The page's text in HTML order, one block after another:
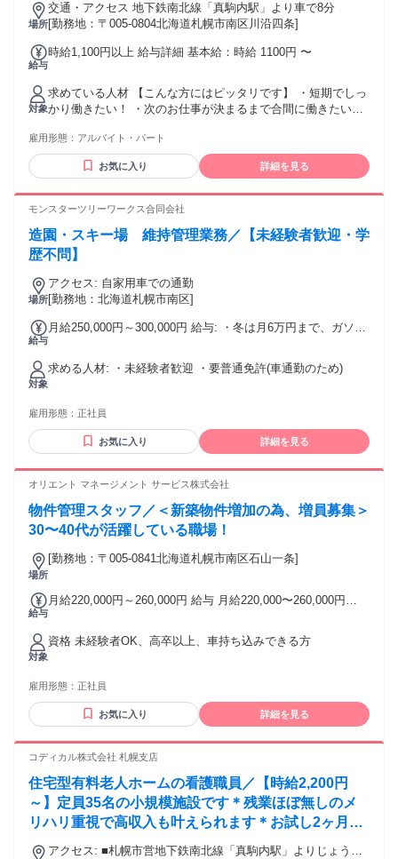
場所
交通・アクセス 地下鉄南北線「真駒内駅」より車で8分
[勤務地：〒005-0804北海道札幌市南区川沿四条]
給与
時給1,100円以上 給与詳細 基本給：時給 1100円 〜
対象
求めている人材 【こんな方にはピッタリです】 ・短期でしっ
かり働きたい！ ・次のお仕事が決まるまで合間に働きたい！
シフトのご相談には柔軟に対応させていただきます◎
雇用形態： アルバイト・パート
お気に入り 詳細を見る
モンスターツリーワークス合同会社
造園・スキー場 維持管理業務／【未経験者歓迎・学
歴不問】
場所
アクセス: 自家用車での通勤
[勤務地：北海道札幌市南区]
給与
月給250,000円～300,000円 給与: ・冬は月6万円まで、ガソリ
円で土曜日全て出勤した場合) 基本給+休日出勤で、概ね
280000円位の総支給額になります。
対象
求める人材: ・未経験者歓迎 ・要普通免許(車通勤のため)
雇用形態： 正社員
お気に入り 詳細を見る
オリエント マネージメント サービス株式会社
物件管理スタッフ／＜新築物件増加の為、増員募集＞
30〜40代が活躍している職場！
場所
[勤務地：〒005-0841北海道札幌市南区石山一条]
給与
月給220,000円～260,000円 給与 月給220,000〜260,000円
費含む）
対象
資格 未経験者OK、高卒以上、車持ち込みできる方
雇用形態： 正社員
お気に入り 詳細を見る
コディカル株式会社 札幌支店
住宅型有料老人ホームの看護職員／【時給2,200円
～】定員35名の小規模施設です＊残業ほぼ無しのメ
リハリ重視で高収入も叶えられます＊お試し2ヶ月～
OK
アクセス: ■札幌市営地下鉄南北線「真駒内駅」よりじょうて